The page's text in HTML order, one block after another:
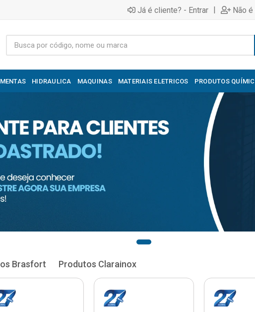
Já é cliente? - Entrar | Não
HIDRAULICA MAQUINAS MATERIAIS ELETRICOS PRODUTOS
Brasfort Produtos Clarainox